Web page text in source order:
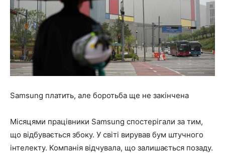
Samsung платить, але боротьба ще не закінчена
Місяцями працівники Samsung спостерігали за тим,
що відбувається збоку. У світі вирував бум штучного
інтелекту. Компанія відчувала, що залишається позаду.